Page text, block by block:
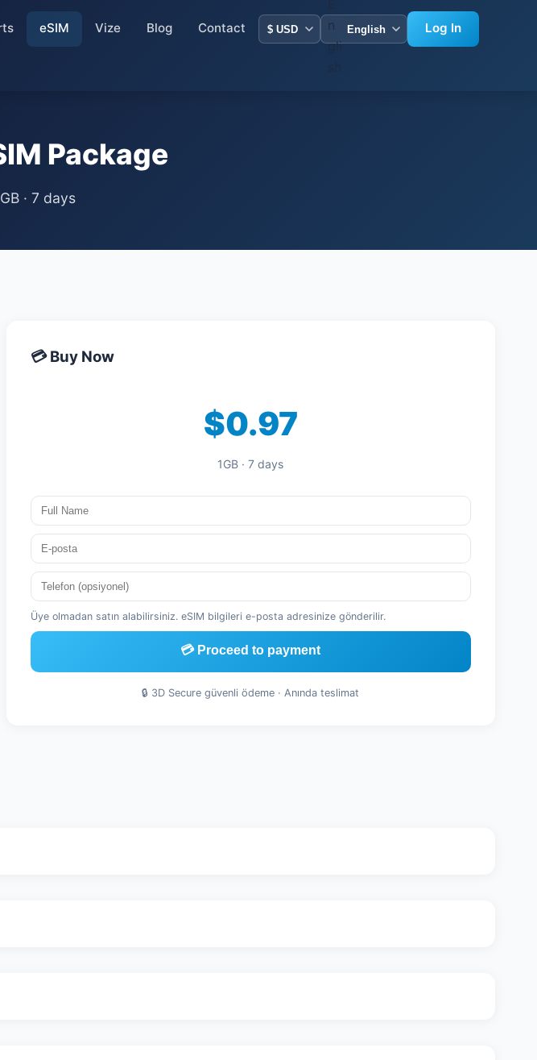
eSIM Vize Blog Contact Log In
Package
· 7 days
💳 Buy Now
$0.97
1GB · 7 days
Üye olmadan satın alabilirsiniz. eSIM bilgileri e-posta adresinize gönderilir.
💳 Proceed to payment
🔒 3D Secure güvenli ödeme · Anında teslimat